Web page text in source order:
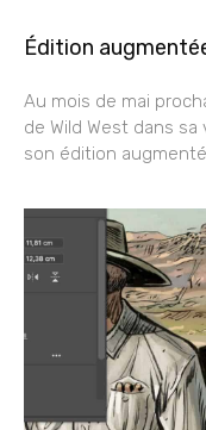
Édition
Au mois de mai
de Wild West dans
son édition